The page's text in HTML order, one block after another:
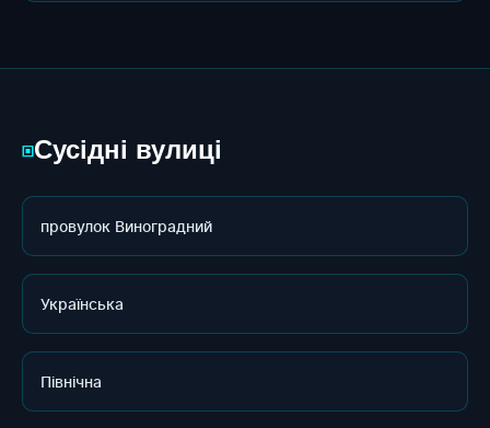
▣Сусідні вулиці
провулок Виноградний
Українська
Північна